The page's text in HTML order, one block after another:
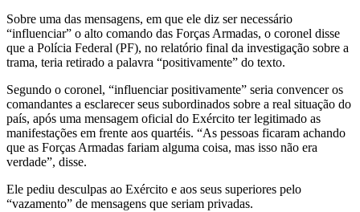
Sobre uma das mensagens, em que ele diz ser necessário
“influenciar” o alto comando das Forças Armadas, o coronel disse
que a Polícia Federal (PF), no relatório final da investigação sobre a
trama, teria retirado a palavra “positivamente” do texto.
Segundo o coronel, “influenciar positivamente” seria convencer os
comandantes a esclarecer seus subordinados sobre a real situação do
país, após uma mensagem oficial do Exército ter legitimado as
manifestações em frente aos quartéis. “As pessoas ficaram achando
que as Forças Armadas fariam alguma coisa, mas isso não era
verdade”, disse.
Ele pediu desculpas ao Exército e aos seus superiores pelo
“vazamento” de mensagens que seriam privadas.